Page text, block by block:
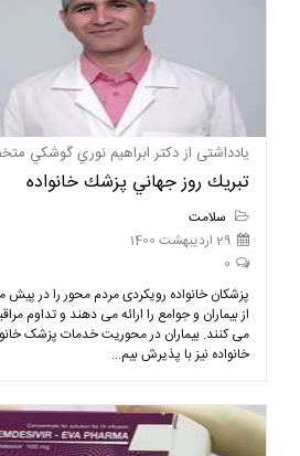
یادداشتی از دكتر ابراهيم نوري گوشكي
تبريك روز جهاني پزشك خانواده
سلامت
29 اردیبهشت 1400
0
پزشکان خانواده رویکردی مردم محور را در پیش
از بیماران و جوامع را ارائه می دهند و تداوم
می کنند. بیماران در محوریت خدمات پزشک
خانواده نیز با پذیرش بیم...